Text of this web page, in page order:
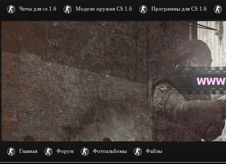
Читы для cs 1.6 Модели оружия CS 1.6 Программы для CS 1.6
Главная Форум Фотоальбомы Файлы